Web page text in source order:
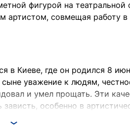
фигурой на
артистом, совмещая работу
в Киеве, где он родился 8
уважение к людям,
и умел прощать. Эти
особенно в
Большого театра